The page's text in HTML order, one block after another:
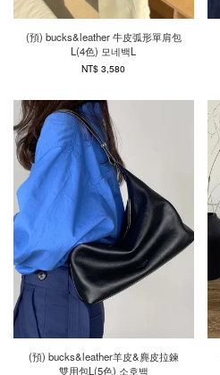
(預) bucks&leather 牛皮弧形單肩包
L(4色) 모네백L
NT$ 3,580
(預) bucks&leather羊皮&麂皮拉鍊
雙用包L(5色) 소호백